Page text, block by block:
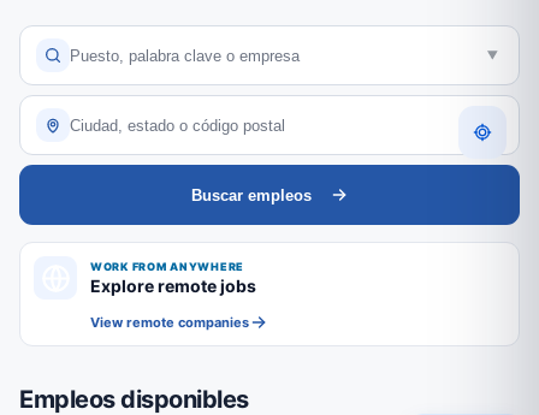
Buscar empleos
WORK FROM ANYWHERE
Explore remote jobs
View remote companies
Empleos disponibles